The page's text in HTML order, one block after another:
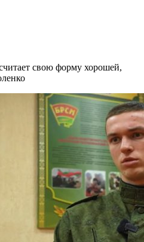
свою форму хорошей,